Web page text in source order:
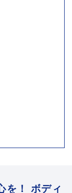
を！ ボディ